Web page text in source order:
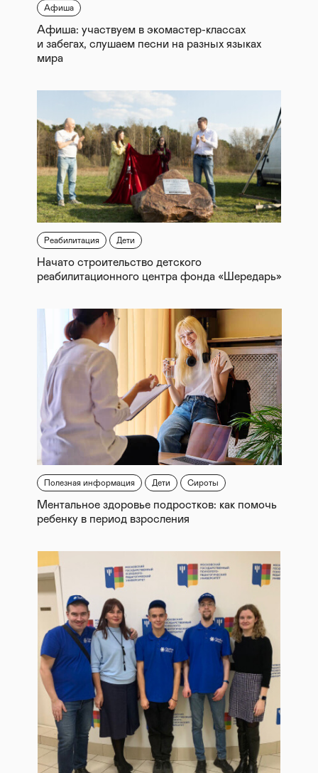
Афиша
Афиша: участвуем в экомастер-классах
и забегах, слушаем песни на разных языках
мира
Реабилитация Дети
Начато строительство детского
реабилитационного центра фонда «Шередарь»
Полезная информация Дети Сироты
Ментальное здоровье подростков: как помочь
ребенку в период взросления